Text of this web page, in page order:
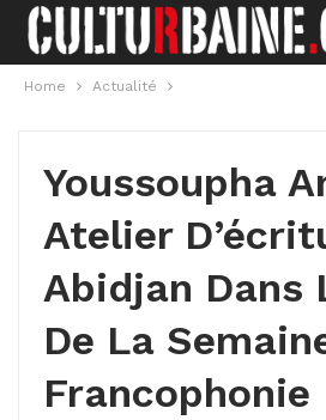
Home Actualité
Youssoupha
Atelier
Abidjan Dans
De La
Francophonie